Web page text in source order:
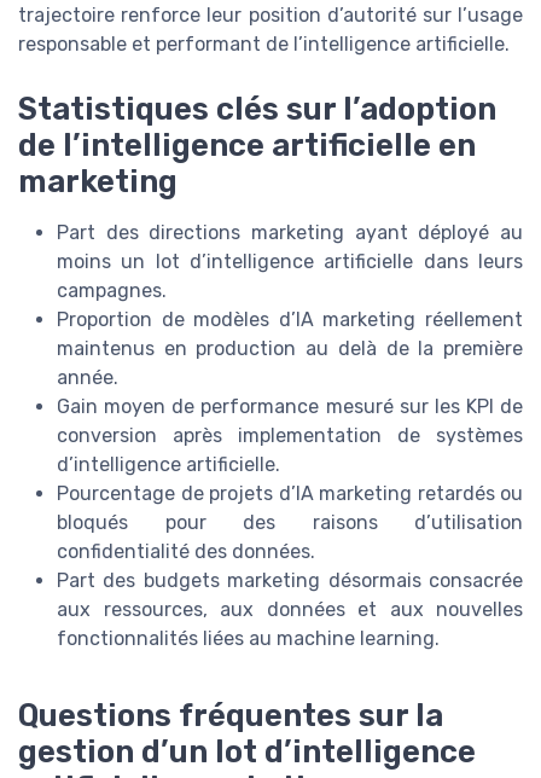
trajectoire renforce leur position d’autorité sur l’usage
responsable et performant de l’intelligence artificielle.
Statistiques clés sur l’adoption
de l’intelligence artificielle en
marketing
Part des directions marketing ayant déployé au
moins un lot d’intelligence artificielle dans leurs
campagnes.
Proportion de modèles d’IA marketing réellement
maintenus en production au delà de la première
année.
Gain moyen de performance mesuré sur les KPI de
conversion après implementation de systèmes
d’intelligence artificielle.
Pourcentage de projets d’IA marketing retardés ou
bloqués pour des raisons d’utilisation
confidentialité des données.
Part des budgets marketing désormais consacrée
aux ressources, aux données et aux nouvelles
fonctionnalités liées au machine learning.
Questions fréquentes sur la
gestion d’un lot d’intelligence